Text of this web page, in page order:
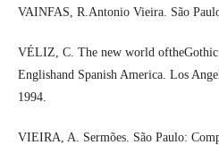
VAINFAS, R.Antonio Vieira. São
VÉLIZ, C. The new world
Englishand Spanish America. Los
1994.
VIEIRA, A. Sermões. São Paulo: